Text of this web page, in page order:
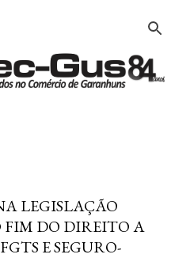
LEGISLAÇÃO
DO DIREITO A
E SEGURO-